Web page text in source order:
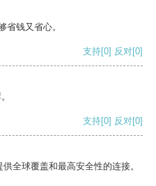
省钱又省心。
支持[0] 反对[0]
支持[0] 反对[0]
全球覆盖和最高安全性的连接。